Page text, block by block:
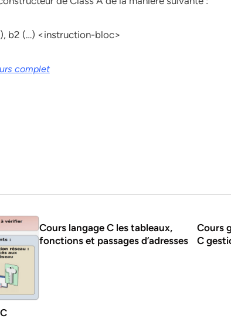
b2 (…) <instruction-bloc>
complet
Cours langage C les tableaux,
fonctions et passages d’adresses
Cours
C